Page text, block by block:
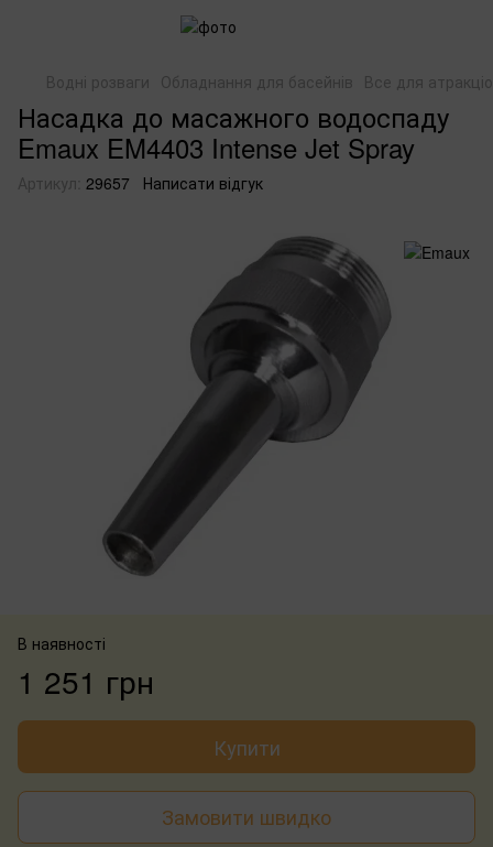
Водні розваги Обладнання для басейнів Все для
Насадка до масажного водоспаду
Emaux EM4403 Intense Jet Spray
Артикул: 29657 Написати відгук
В наявності
1 251 грн
Купити
Замовити швидко